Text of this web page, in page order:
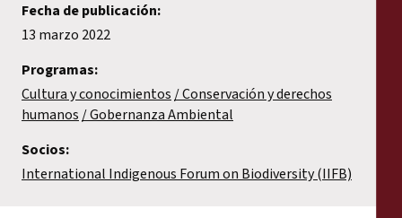
Fecha de publicación:
13 marzo 2022
Programas:
Cultura y conocimientos Conservación y derechos
humanos Gobernanza Ambiental
Socios:
International Indigenous Forum on Biodiversity (IIFB)